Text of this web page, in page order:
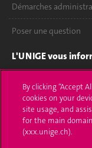
Démarches
Poser une question
L'UNIGE vous
UNIGE Mobile
Médias
Offres d'emploi
By clicking “Accept
cookies on your
site usage, and
for the main
(xxx.unige.ch).